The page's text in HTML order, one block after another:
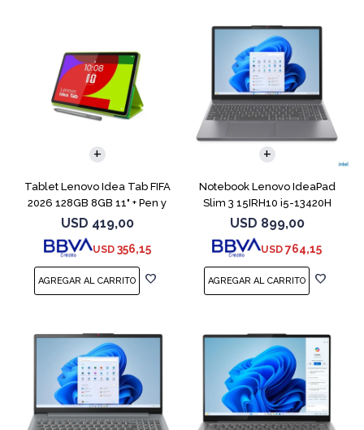
Tablet Lenovo Idea Tab FIFA
2026 128GB 8GB 11" + Pen y
Funda
USD 419,00
USD 356,15
Notebook Lenovo IdeaPad
Slim 3 15IRH10 i5-13420H
512GB 8GB G
USD 899,00
USD 764,15